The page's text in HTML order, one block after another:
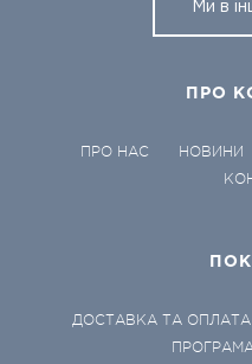
Ми в
ПРО
ПРО НАС НОВИНИ
ДОСТАВКА ТА ОПЛАТА